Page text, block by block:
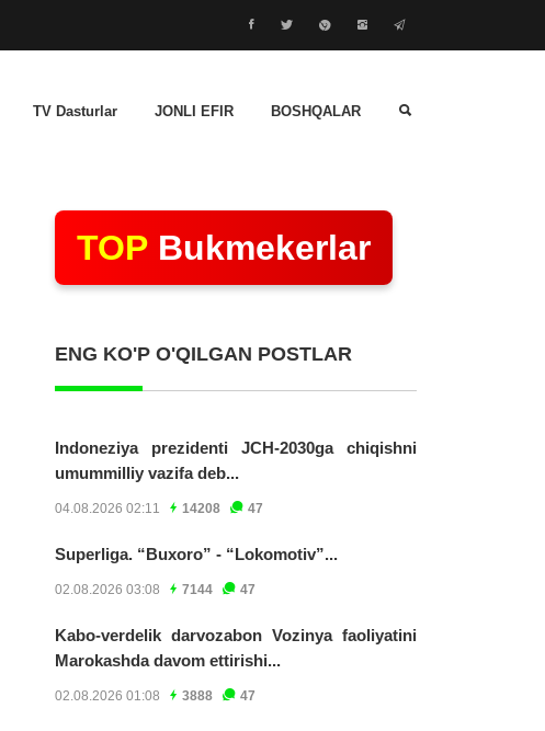
TV Dasturlar JONLI EFIR BOSHQALAR
TOP Bukmekerlar
ENG KO'P O'QILGAN POSTLAR
Indoneziya prezidenti JCH-2030ga chiqishni
umummilliy vazifa deb...
04.08.2026 02:11 14208 47
Superliga. “Buxoro” - “Lokomotiv”...
02.08.2026 03:08 7144 47
Kabo-verdelik darvozabon Vozinya faoliyatini
Marokashda davom ettirishi...
02.08.2026 01:08 3888 47